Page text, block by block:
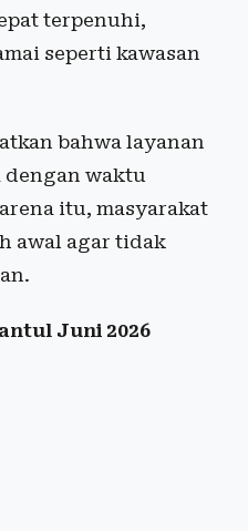
terpenuhi,
seperti kawasan
bahwa layanan
waktu
itu, masyarakat
awal agar tidak
Juni 2026